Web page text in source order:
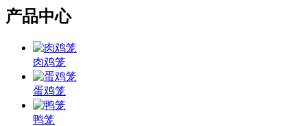
产品中心
肉鸡笼
蛋鸡笼
鸭笼